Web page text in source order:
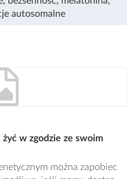
autosomalne
w zgodzie ze swoim
można zapobiec